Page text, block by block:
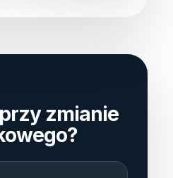
zmianie